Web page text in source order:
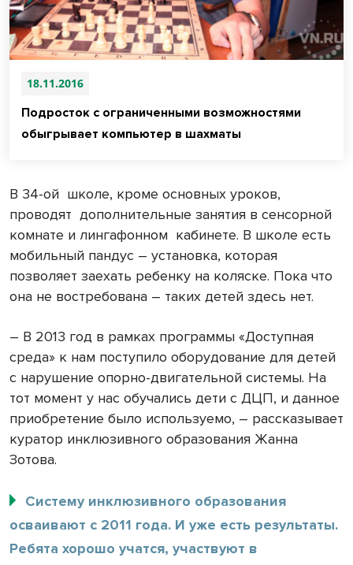
18.11.2016
Подросток с ограниченными возможностями
обыгрывает компьютер в шахматы
В 34-ой школе, кроме основных уроков,
проводят дополнительные занятия в сенсорной
комнате и лингафонном кабинете. В школе есть
мобильный пандус – установка, которая
позволяет заехать ребенку на коляске. Пока что
она не востребована – таких детей здесь нет.
– В 2013 год в рамках программы «Доступная
среда» к нам поступило оборудование для детей
с нарушение опорно-двигательной системы. На
тот момент у нас обучались дети с ДЦП, и данное
приобретение было используемо, – рассказывает
куратор инклюзивного образования Жанна
Зотова.
Систему инклюзивного образования
осваивают с 2011 года. И уже есть результаты.
Ребята хорошо учатся, участвуют в